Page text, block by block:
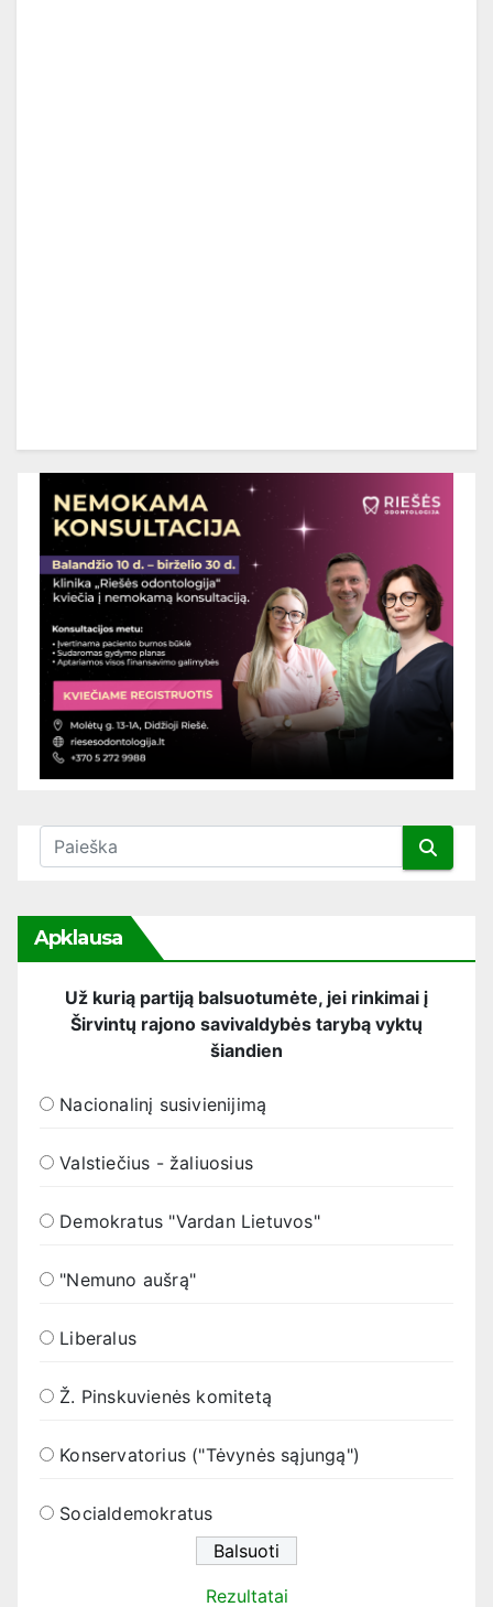
Apklausa
Už kurią partiją balsuotumėte, jei rinkimai į
Širvintų rajono savivaldybės tarybą vyktų
šiandien
Nacionalinį susivienijimą
Valstiečius - žaliuosius
Demokratus "Vardan Lietuvos"
"Nemuno aušrą"
Liberalus
Ž. Pinskuvienės komitetą
Konservatorius ("Tėvynės sąjungą")
Socialdemokratus
Rezultatai